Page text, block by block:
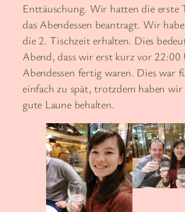
Enttäuschung. Wir hatten die erste
das Abendessen beantragt. Wir
die 2. Tischzeit erhalten. Dies
Abend, dass wir erst kurz vor
Abendessen fertig waren. Dies war
einfach zu spät, trotzdem haben wir
gute Laune behalten.